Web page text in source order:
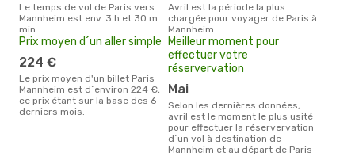
Le temps de vol de Paris vers
Mannheim est env. 3 h et 30 m
min.
avril est la période la plus
chargée pour voyager de Paris à
Mannheim.
Prix moyen d´un aller simple
224 €
Le prix moyen d'un billet Paris
Mannheim est d´environ 224 €,
ce prix étant sur la base des 6
derniers mois.
Meilleur moment pour
effectuer votre
réservervation
mai
Selon les dernières données,
avril est le moment le plus usité
pour effectuer la réservervation
d´un vol à destination de
Mannheim et au départ de Paris